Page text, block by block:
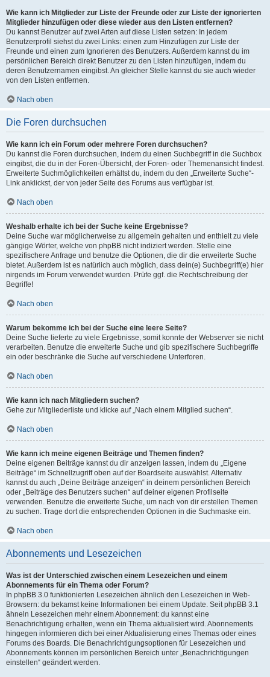
Wie kann ich Mitglieder zur Liste der Freunde oder zur Liste der ignorierten
Mitglieder hinzufügen oder diese wieder aus den Listen entfernen?
Du kannst Benutzer auf zwei Arten auf diese Listen setzen: In jedem
Benutzerprofil siehst du zwei Links: einen zum Hinzufügen zur Liste der
Freunde und einen zum Ignorieren des Benutzers. Außerdem kannst du im
persönlichen Bereich direkt Benutzer zu den Listen hinzufügen, indem du
deren Benutzernamen eingibst. An gleicher Stelle kannst du sie auch wieder
von den Listen entfernen.
Nach oben
Die Foren durchsuchen
Wie kann ich ein Forum oder mehrere Foren durchsuchen?
Du kannst die Foren durchsuchen, indem du einen Suchbegriff in die Suchbox
eingibst, die du in der Foren-Übersicht, der Foren- oder Themenansicht findest.
Erweiterte Suchmöglichkeiten erhältst du, indem du den „Erweiterte Suche“-
Link anklickst, der von jeder Seite des Forums aus verfügbar ist.
Nach oben
Weshalb erhalte ich bei der Suche keine Ergebnisse?
Deine Suche war möglicherweise zu allgemein gehalten und enthielt zu viele
gängige Wörter, welche von phpBB nicht indiziert werden. Stelle eine
spezifischere Anfrage und benutze die Optionen, die dir die erweiterte Suche
bietet. Außerdem ist es natürlich auch möglich, dass dein(e) Suchbegriff(e) hier
nirgends im Forum verwendet wurden. Prüfe ggf. die Rechtschreibung der
Begriffe!
Nach oben
Warum bekomme ich bei der Suche eine leere Seite?
Deine Suche lieferte zu viele Ergebnisse, somit konnte der Webserver sie nicht
verarbeiten. Benutze die erweiterte Suche und gib spezifischere Suchbegriffe
ein oder beschränke die Suche auf verschiedene Unterforen.
Nach oben
Wie kann ich nach Mitgliedern suchen?
Gehe zur Mitgliederliste und klicke auf „Nach einem Mitglied suchen“.
Nach oben
Wie kann ich meine eigenen Beiträge und Themen finden?
Deine eigenen Beiträge kannst du dir anzeigen lassen, indem du „Eigene
Beiträge“ im Schnellzugriff oben auf der Boardseite auswählst. Alternativ
kannst du auch „Deine Beiträge anzeigen“ in deinem persönlichen Bereich
oder „Beiträge des Benutzers suchen“ auf deiner eigenen Profilseite
verwenden. Benutze die erweiterte Suche, um nach von dir erstellen Themen
zu suchen. Trage dort die entsprechenden Optionen in die Suchmaske ein.
Nach oben
Abonnements und Lesezeichen
Was ist der Unterschied zwischen einem Lesezeichen und einem
Abonnements für ein Thema oder Forum?
In phpBB 3.0 funktionierten Lesezeichen ähnlich den Lesezeichen in Web-
Browsern: du bekamst keine Informationen bei einem Update. Seit phpBB 3.1
ähneln Lesezeichen mehr einem Abonnement: du kannst eine
Benachrichtigung erhalten, wenn ein Thema aktualisiert wird. Abonnements
hingegen informieren dich bei einer Aktualisierung eines Themas oder eines
Forums des Boards. Die Benachrichtigungsoptionen für Lesezeichen und
Abonnements können im persönlichen Bereich unter „Benachrichtigungen
einstellen“ geändert werden.